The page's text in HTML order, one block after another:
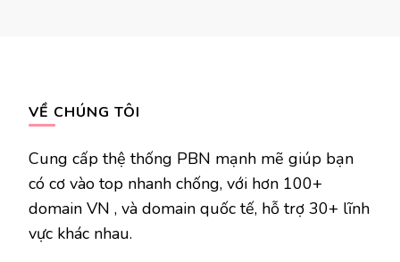
VỀ CHÚNG TÔI
Cung cấp thệ thống PBN mạnh mẽ giúp bạn
có cơ vào top nhanh chống, với hơn 100+
domain VN , và domain quốc tế, hỗ trợ 30+ lĩnh
vực khác nhau.